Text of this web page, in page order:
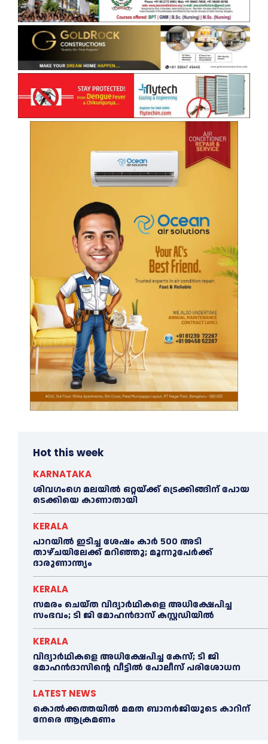
Hot this week
KARNATAKA
ശിവഗംഗെ മലയിൽ ഒറ്റയ്ക്ക് ട്രെക്കിങ്ങിന് പോയ
ടെക്കിയെ കാണാതായി
KERALA
പാറയിൽ ഇടിച്ച ശേഷം കാർ 500 അടി
താഴ്ചയിലേക്ക് മറിഞ്ഞു; മൂന്നുപേർക്ക്
ദാരുണാന്ത്യം
KERALA
സമരം ചെയ്ത വിദ്യാര്‍ഥികളെ അധിക്ഷേപിച്ച
സംഭവം; ടി ജി മോഹന്‍ദാസ് കസ്റ്റഡിയിൽ
KERALA
വിദ്യാര്‍ഥികളെ അധിക്ഷേപിച്ച കേസ്; ടി ജി
മോഹന്‍ദാസിന്റെ വീട്ടില്‍ പോലീസ് പരിശോധന
LATEST NEWS
കൊല്‍ക്കത്തയില്‍ മമത ബാനര്‍ജിയുടെ കാറിന്
നേരെ ആക്രമണം